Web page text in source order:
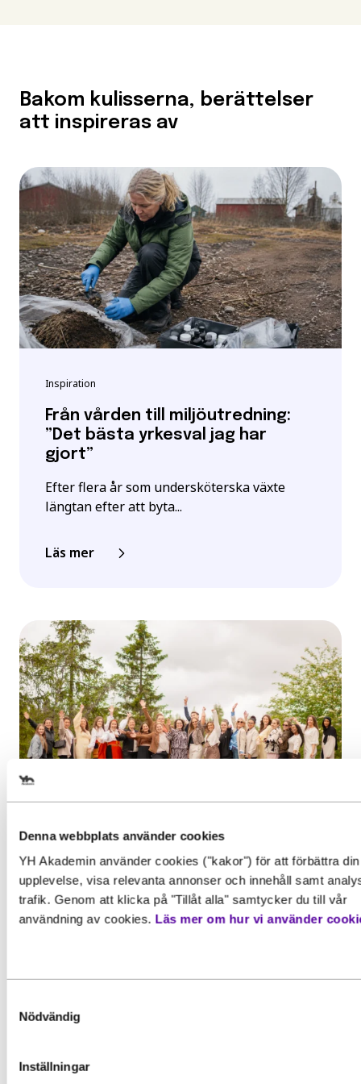
Denna webbplats använder cookies
YH Akademin använder cookies ("kakor") för att förbättra din
upplevelse, visa relevanta annonser och innehåll samt
trafik. Genom att klicka på "Tillåt alla" samtycker du till vår
användning av cookies. Läs mer om hur vi använder
Nödvändig
Inställningar
Bakom kulisserna, berättelser
att inspireras av
Inspiration
Från vården till miljöutredning:
”Det bästa yrkesval jag har
gjort”
Efter flera år som undersköterska växte
längtan efter att byta...
Läs mer
Inspiration, Nyhet
Examen i gruvmiljö för
Affärsutvecklare besöksnäring
Efter två års studier var det äntligen dags
Gör en intresseanmälan för att
mer information om den här
utbildningen
Förnamn*
Efternamn
Behörighet. Det här behöver du
kunna för att gå utbildningen
måste ha en gymnasieexamen eller motsvarande
utbildningar kan också ha särskilda
på en YH-utbildning hos Myndigheten för